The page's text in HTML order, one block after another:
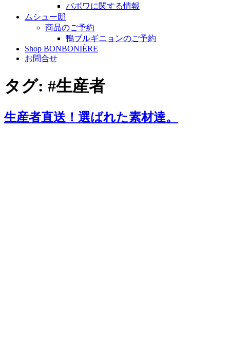
バボワに関する情報
ムシュー邸
商品のご予約
鴨ブルギニョンのご予約
Shop BONBONIÈRE
お問合せ
タグ: #生産者
生産者直送！選ばれた素材達。